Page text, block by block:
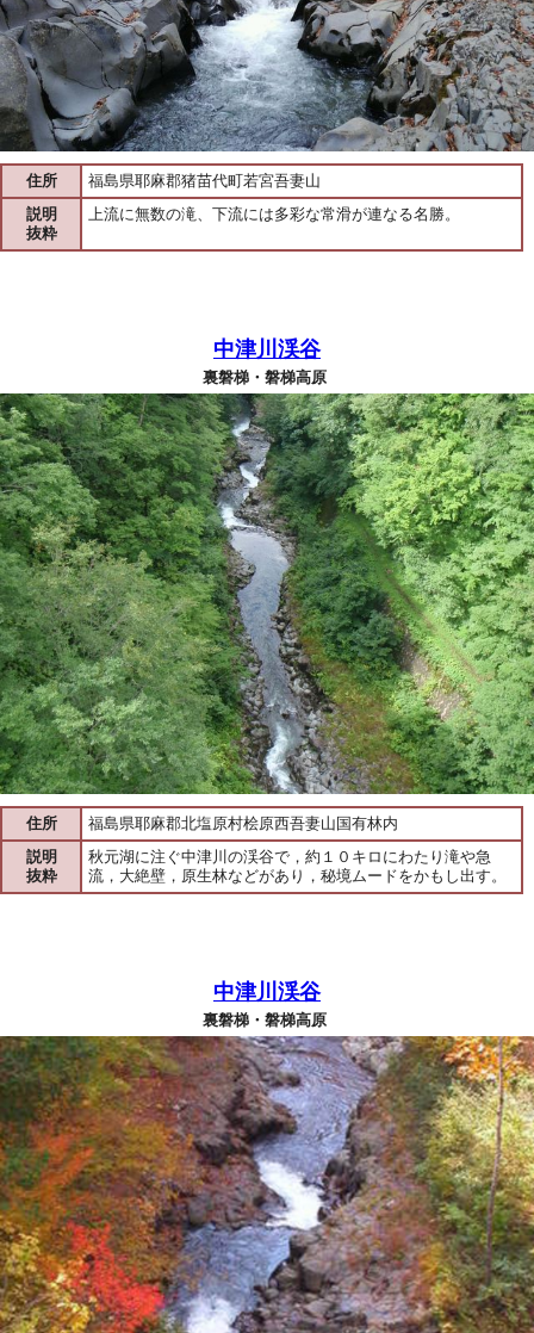
住所
福島県耶麻郡猪苗代町若宮吾妻山
説明
抜粋
上流に無数の滝、下流には多彩な常滑が連なる名勝。
中津川渓谷
裏磐梯・磐梯高原
住所
福島県耶麻郡北塩原村桧原西吾妻山国有林内
説明
抜粋
秋元湖に注ぐ中津川の渓谷で，約１０キロにわたり滝や急
流，大絶壁，原生林などがあり，秘境ムードをかもし出す。
中津川渓谷
裏磐梯・磐梯高原